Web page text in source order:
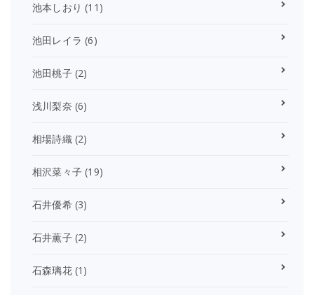
池本しおり (11)
池田レイラ (6)
池田桃子(2)
浅川梨奈 (6)
相場詩織(2)
相沢菜々子 (19)
石井優希(3)
石井薫子(2)
石森璃花(1)